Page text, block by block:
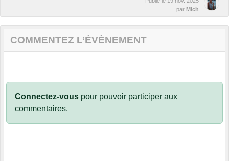
par Mich
COMMENTEZ L’ÉVÈNEMENT
Connectez-vous pour pouvoir participer aux
commentaires.